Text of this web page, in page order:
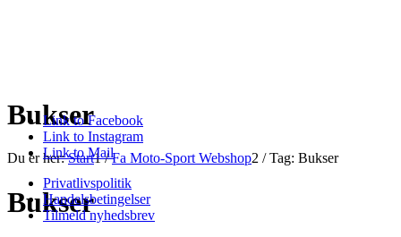
Link to Facebook
Link to Instagram
Link to Mail
Privatlivspolitik
Handelsbetingelser
Tilmeld nyhedsbrev
Bukser
Du er her: Start1 / Fa Moto-Sport Webshop2 / Tag: Bukser
Bukser